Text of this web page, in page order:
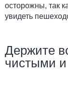
осторожны, так
увидеть
Держите
чистыми и